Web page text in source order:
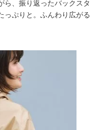
ら、振り返ったバックスタ
っぷりと。ふんわり広がる